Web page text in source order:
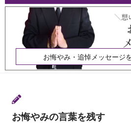
お悔やみ・追悼メッセージ
お悔やみの言葉を残す